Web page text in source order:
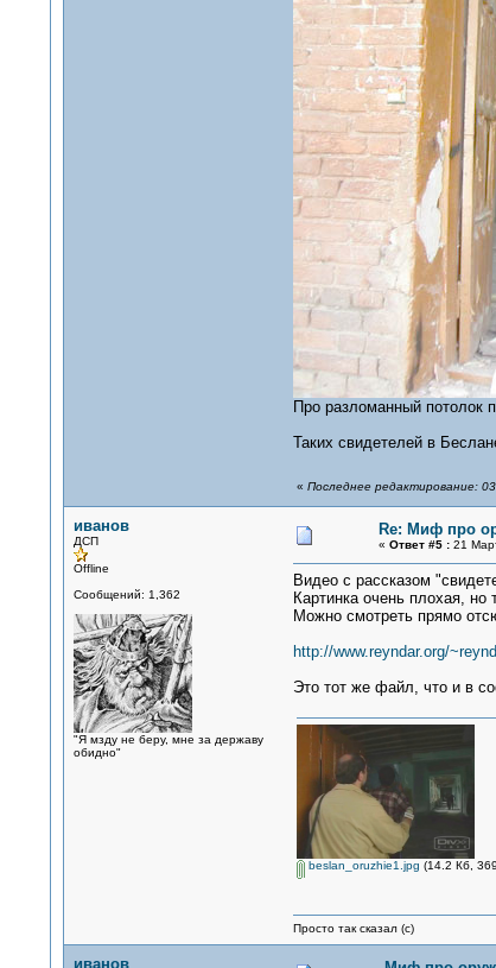
Про разломанный потолок
Таких свидетелей в
« Последнее редактирование:
иванов
ДСП
Offline
Сообщений: 1,362
"Я мзду не беру, мне за державу
обидно"
Re: Миф про
« Ответ #5 :21
Видео с рассказом
Картинка очень плохая,
Можно смотреть прямо
http://www.reyndar.org/
Это тот же файл, что и в
beslan_oruzhie1.jpg (14.2 Кб,
Просто так сказал (с)
иванов